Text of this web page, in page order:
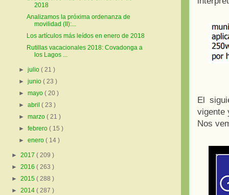
El
vigente
Nos
2018
Analizamos la próxima ordenanza de
movilidad (II):...
Los artículos más leídos en enero de 2018
Rutillas vacacionales 2018: Covadonga a
los Lagos ...
►julio( 21 )
►junio( 23 )
►mayo( 20 )
►abril( 23 )
►marzo( 21 )
►febrero( 15 )
►enero( 14 )
► 2017 ( 209 )
► 2016 ( 263 )
► 2015 ( 288 )
► 2014 ( 287 )